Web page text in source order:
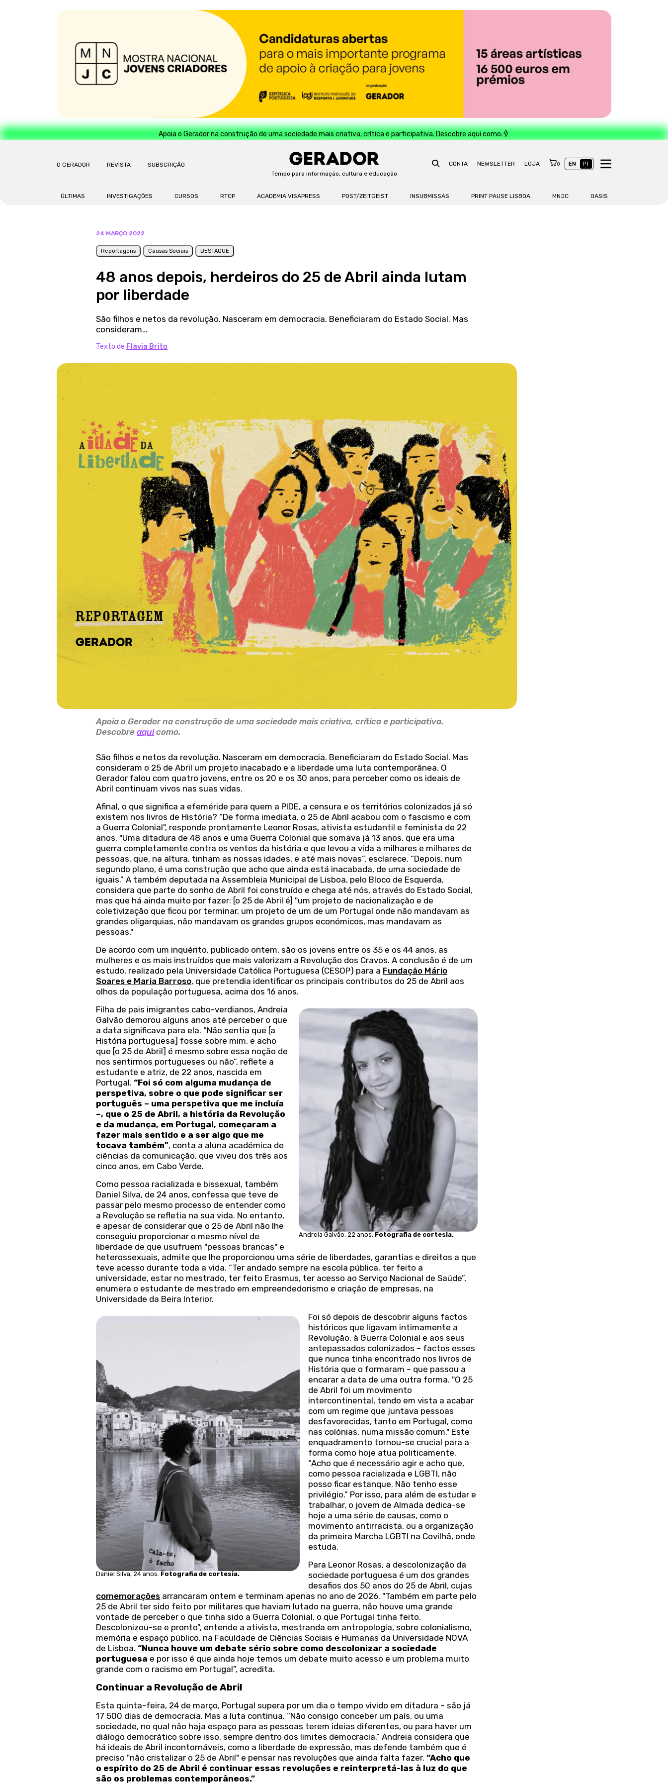
Apoia o Gerador na construção de uma sociedade mais criativa, crítica e participativa. Descobre aqui como.
O GERADOR REVISTA
SUBSCRIÇÃO
Tempo para informação, cultura e educação
CONTA NEWSLETTER LOJA 0 EN PT
ÚLTIMAS INVESTIGAÇÕES CURSOS RTCP ACADEMIA VISAPRESS POST/ZEITGEIST INSUBMISSAS PRINT PAUSE LISBOA MNJC OASIS
24 MARÇO 2022
Reportagens Causas Sociais DESTAQUE
48 anos depois, herdeiros do 25 de Abril ainda lutam
por liberdade
São filhos e netos da revolução. Nasceram em democracia. Beneficiaram do Estado Social. Mas
consideram…
Texto de Flavia Brito
Apoia o Gerador na construção de uma sociedade mais criativa, crítica e participativa.
Descobreaquicomo.
São filhos e netos da revolução. Nasceram em democracia. Beneficiaram do Estado Social. Mas
consideram o 25 de Abril um projeto inacabado e a liberdade uma luta contemporânea. O
Gerador falou com quatro jovens, entre os 20 e os 30 anos, para perceber como os ideais de
Abril continuam vivos nas suas vidas.
Afinal, o que significa a efeméride para quem a PIDE, a censura e os territórios colonizados já só
existem nos livros de História? “De forma imediata, o 25 de Abril acabou com o fascismo e com
a Guerra Colonial", responde prontamente Leonor Rosas, ativista estudantil e feminista de 22
anos. "Uma ditadura de 48 anos e uma Guerra Colonial que somava já 13 anos, que era uma
guerra completamente contra os ventos da história e que levou a vida a milhares e milhares de
pessoas, que, na altura, tinham as nossas idades, e até mais novas”, esclarece. “Depois, num
segundo plano, é uma construção que acho que ainda está inacabada, de uma sociedade de
iguais.” A também deputada na Assembleia Municipal de Lisboa, pelo Bloco de Esquerda,
considera que parte do sonho de Abril foi construído e chega até nós, através do Estado Social,
mas que há ainda muito por fazer: [o 25 de Abril é] "um projeto de nacionalização e de
coletivização que ficou por terminar, um projeto de um de um Portugal onde não mandavam as
grandes oligarquias, não mandavam os grandes grupos económicos, mas mandavam as
pessoas."
De acordo com um inquérito, publicado ontem, são os jovens entre os 35 e os 44 anos, as
mulheres e os mais instruídos que mais valorizam a Revolução dos Cravos. A conclusão é de um
estudo, realizado pela Universidade Católica Portuguesa (CESOP) para a Fundação Mário
Soares e Maria Barroso, que pretendia identificar os principais contributos do 25 de Abril aos
olhos da população portuguesa, acima dos 16 anos.
Andreia Galvão, 22 anos. Fotografia de cortesia.
Filha de pais imigrantes cabo-verdianos, Andreia
Galvão demorou alguns anos até perceber o que
a data significava para ela. “Não sentia que [a
História portuguesa] fosse sobre mim, e acho
que [o 25 de Abril] é mesmo sobre essa noção de
nos sentirmos portugueses ou não”, reflete a
estudante e atriz, de 22 anos, nascida em
Portugal.“Foi só com alguma mudança de
perspetiva, sobre o que pode significar ser
português – uma perspetiva que me incluía
–, que o 25 de Abril, a história da Revolução
e da mudança, em Portugal, começaram a
fazer mais sentido e a ser algo que me
tocava também", conta a aluna académica de
ciências da comunicação, que viveu dos três aos
cinco anos, em Cabo Verde.
Como pessoa racializada e bissexual, também
Daniel Silva, de 24 anos, confessa que teve de
passar pelo mesmo processo de entender como
a Revolução se refletia na sua vida. No entanto,
e apesar de considerar que o 25 de Abril não lhe
conseguiu proporcionar o mesmo nível de
liberdade de que usufruem "pessoas brancas" e
heterossexuais, admite que lhe proporcionou uma série de liberdades, garantias e direitos a que
teve acesso durante toda a vida. “Ter andado sempre na escola pública, ter feito a
universidade, estar no mestrado, ter feito Erasmus, ter acesso ao Serviço Nacional de Saúde”,
enumera o estudante de mestrado em empreendedorismo e criação de empresas, na
Universidade da Beira Interior.
Daniel Silva, 24 anos. Fotografia de cortesia.
Foi só depois de descobrir alguns factos
históricos que ligavam intimamente a
Revolução, à Guerra Colonial e aos seus
antepassados colonizados – factos esses
que nunca tinha encontrado nos livros de
História que o formaram – que passou a
encarar a data de uma outra forma. "O 25
de Abril foi um movimento
intercontinental, tendo em vista a acabar
com um regime que juntava pessoas
desfavorecidas, tanto em Portugal, como
nas colónias, numa missão comum." Este
enquadramento tornou-se crucial para a
forma como hoje atua politicamente.
“Acho que é necessário agir e acho que,
como pessoa racializada e LGBTI, não
posso ficar estanque. Não tenho esse
privilégio.” Por isso, para além de estudar e
trabalhar, o jovem de Almada dedica-se
hoje a uma série de causas, como o
movimento antirracista, ou a organização
da primeira Marcha LGBTI na Covilhã, onde
estuda.
Para Leonor Rosas, a descolonização da
sociedade portuguesa é um dos grandes
desafios dos 50 anos do 25 de Abril, cujas
comemorações arrancaram ontem e terminam apenas no ano de 2026. "Também em parte pelo
25 de Abril ter sido feito por militares que haviam lutado na guerra, não houve uma grande
vontade de perceber o que tinha sido a Guerra Colonial, o que Portugal tinha feito.
Descolonizou-se e pronto”, entende a ativista, mestranda em antropologia, sobre colonialismo,
memória e espaço público, na Faculdade de Ciências Sociais e Humanas da Universidade NOVA
de Lisboa.“Nunca houve um debate sério sobre como descolonizar a sociedade
portuguesa e por isso é que ainda hoje temos um debate muito acesso e um problema muito
grande com o racismo em Portugal”, acredita.
Continuar a Revolução de Abril
Esta quinta-feira, 24 de março, Portugal supera por um dia o tempo vivido em ditadura – são já
17 500 dias de democracia. Mas a luta continua. “Não consigo conceber um país, ou uma
sociedade, no qual não haja espaço para as pessoas terem ideias diferentes, ou para haver um
diálogo democrático sobre isso, sempre dentro dos limites democracia.” Andreia considera que
há ideais de Abril incontornáveis, como a liberdade de expressão, mas defende também que é
preciso "não cristalizar o 25 de Abril" e pensar nas revoluções que ainda falta fazer.“Acho que
o espírito do 25 de Abril é continuar essas revoluções e reinterpretá-las à luz do que
são os problemas contemporâneos.”